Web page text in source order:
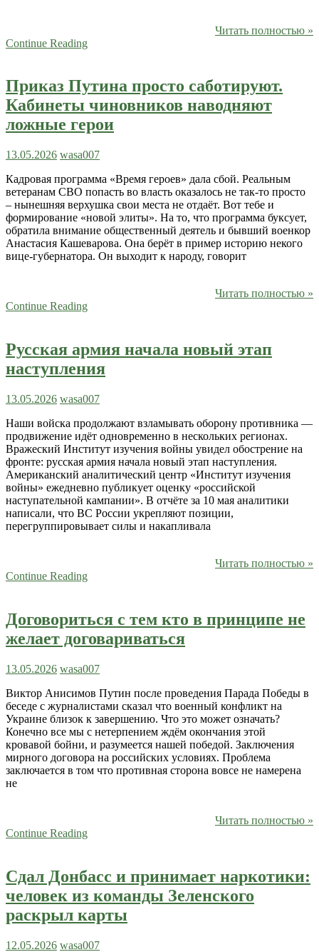
Читать полностью »
Continue Reading
Приказ Путина просто саботируют.
Кабинеты чиновников наводняют
ложные герои
13.05.2026 wasa007
Кадровая программа «Время героев» дала сбой. Реальным
ветеранам СВО попасть во власть оказалось не так-то просто
– нынешняя верхушка свои места не отдаёт. Вот тебе и
формирование «новой элиты». На то, что программа буксует,
обратила внимание общественный деятель и бывший военкор
Анастасия Кашеварова. Она берёт в пример историю некого
вице-губернатора. Он выходит к народу, говорит
Читать полностью »
Continue Reading
Русская армия начала новый этап
наступления
13.05.2026 wasa007
Наши войска продолжают взламывать оборону противника —
продвижение идёт одновременно в нескольких регионах.
Вражеский Институт изучения войны увидел обострение на
фронте: русская армия начала новый этап наступления.
Американский аналитический центр «Институт изучения
войны» ежедневно публикует оценку «российской
наступательной кампании». В отчёте за 10 мая аналитики
написали, что ВС России укрепляют позиции,
перегруппировывает силы и накапливала
Читать полностью »
Continue Reading
Договориться с тем кто в принципе не
желает договариваться
13.05.2026 wasa007
Виктор Анисимов Путин после проведения Парада Победы в
беседе с журналистами сказал что военный конфликт на
Украине близок к завершению. Что это может означать?
Конечно все мы с нетерпением ждём окончания этой
кровавой бойни, и разумеется нашей победой. Заключения
мирного договора на российских условиях. Проблема
заключается в том что противная сторона вовсе не намерена
не
Читать полностью »
Continue Reading
Сдал Донбасс и принимает наркотики:
человек из команды Зеленского
раскрыл карты
12.05.2026 wasa007